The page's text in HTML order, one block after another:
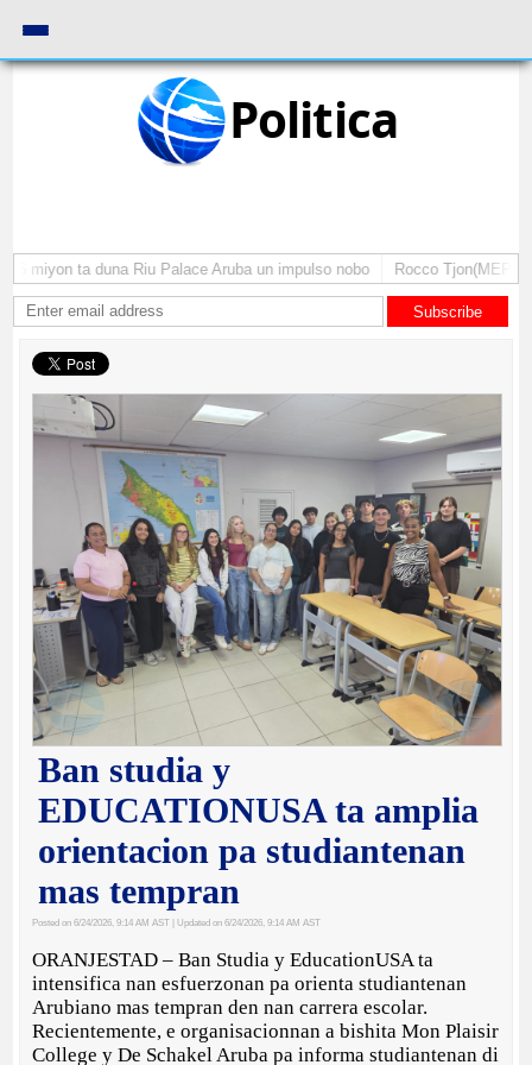
Politica
miyon ta duna Riu Palace Aruba un impulso nobo Rocco Tjon(MEP):
Subscribe
Ban studia y
EDUCATIONUSA ta amplia
orientacion pa studiantenan
mas tempran
Posted on 6/24/2026, 9:14 AM AST | Updated on 6/24/2026, 9:14 AM AST
ORANJESTAD – Ban Studia y EducationUSA ta
intensifica nan esfuerzonan pa orienta studiantenan
Arubiano mas tempran den nan carrera escolar.
Recientemente, e organisacionnan a bishita Mon Plaisir
College y De Schakel Aruba pa informa studiantenan di